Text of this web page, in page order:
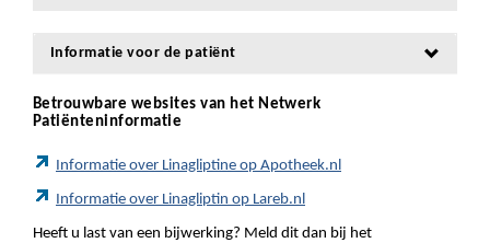
Informatie voor de patiënt
Betrouwbare websites van het Netwerk
Patiënteninformatie
Informatie over Linagliptine op Apotheek.nl
Informatie over Linagliptin op Lareb.nl
Heeft u last van een bijwerking? Meld dit dan bij het